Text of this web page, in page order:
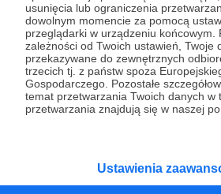
usunięcia lub ograniczenia
dowolnym momencie za pomocą
przeglądarki w urządzeniu końcowym.
zależności od Twoich ustawień, Twoje
przekazywane do zewnętrznych
trzecich tj. z państw spoza
Gospodarczego. Pozostałe
temat przetwarzania Twoich danych w
przetwarzania znajdują się w naszej
Ustawienia
prawidłowego świadczenia usług
Wyrażam zgodę na otrzymywanie
informacji handlowych - newslettera.
zmieniona w ustawieniach konta.